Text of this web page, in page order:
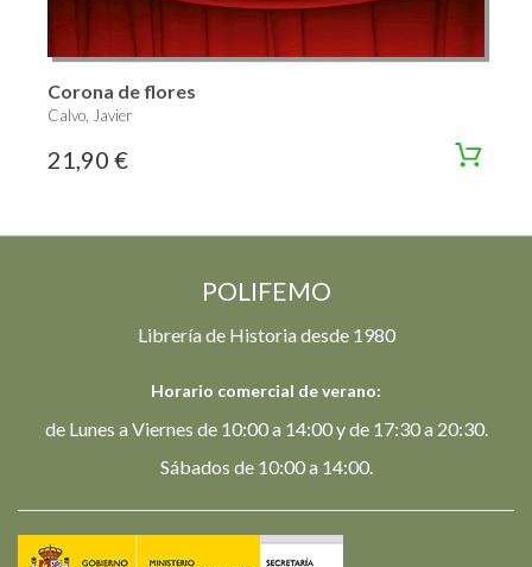
Corona de flores
Calvo, Javier
21,90 €
POLIFEMO
Librería de Historia desde 1980
Horario comercial de verano:
de Lunes a Viernes de 10:00 a 14:00 y de 17:30 a 20:30.
Sábados de 10:00 a 14:00.